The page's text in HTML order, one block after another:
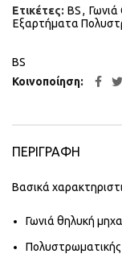
Ετικέτες: BS,
Εξαρτήματα
BS
Κοινοποίηση
ΠΕΡΙΓΡΑΦΉ
Βασικά
Γωνιά θηλυκή
Πολυστρωματικής